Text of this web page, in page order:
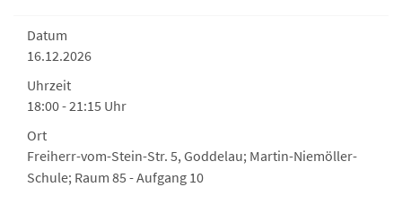
Datum
16.12.2026
Uhrzeit
18:00 - 21:15 Uhr
Ort
Freiherr-vom-Stein-Str. 5, Goddelau; Martin-Niemöller-
Schule; Raum 85 - Aufgang 10